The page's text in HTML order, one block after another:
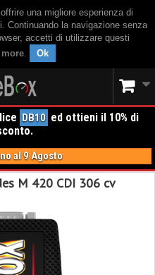
una migliore esperienza di
Continuando la navigazione senza
accetti di utilizzare questi
more. Ok
DB10 ed ottieni il 10% di
al 9 Agosto
M 420 CDI 306 cv